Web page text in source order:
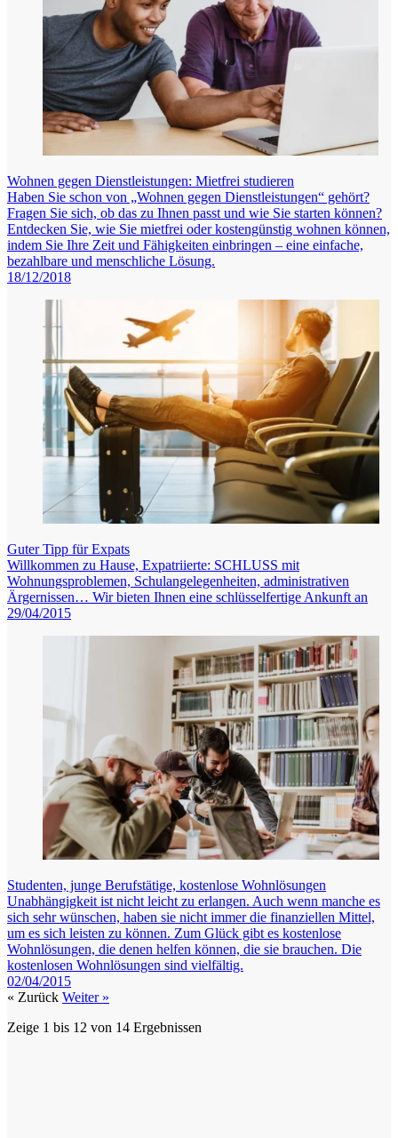
Wohnen gegen Dienstleistungen: Mietfrei studieren
Haben Sie schon von „Wohnen gegen Dienstleistungen“ gehört?
Fragen Sie sich, ob das zu Ihnen passt und wie Sie starten können?
Entdecken Sie, wie Sie mietfrei oder kostengünstig wohnen können,
indem Sie Ihre Zeit und Fähigkeiten einbringen – eine einfache,
bezahlbare und menschliche Lösung.
18/12/2018
Guter Tipp für Expats
Willkommen zu Hause, Expatriierte: SCHLUSS mit
Wohnungsproblemen, Schulangelegenheiten, administrativen
Ärgernissen… Wir bieten Ihnen eine schlüsselfertige Ankunft an
29/04/2015
Studenten, junge Berufstätige, kostenlose Wohnlösungen
Unabhängigkeit ist nicht leicht zu erlangen. Auch wenn manche es
sich sehr wünschen, haben sie nicht immer die finanziellen Mittel,
um es sich leisten zu können. Zum Glück gibt es kostenlose
Wohnlösungen, die denen helfen können, die sie brauchen. Die
kostenlosen Wohnlösungen sind vielfältig.
02/04/2015
« Zurück Weiter »
Zeige 1 bis 12 von 14 Ergebnissen